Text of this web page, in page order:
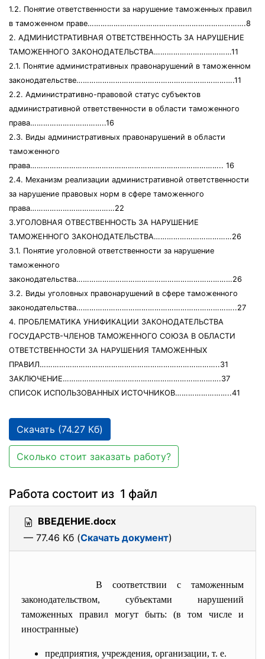
1.2. Понятие ответственности за нарушение таможенных правил
в таможенном праве……………………………………………………………….8
2. АДМИНИСТРАТИВНАЯ ОТВЕТСТВЕННОСТЬ ЗА НАРУШЕНИЕ
ТАМОЖЕННОГО ЗАКОНОДАТЕЛЬСТВА………………………………11
2.1. Понятие административных правонарушений в таможенном
законодательстве……………………………………………………………….11
2.2. Административно-правовой статус субъектов
административной ответственности в области таможенного
права……………………………..16
2.3. Виды административных правонарушений в области
таможенного
права…………………………………………………………………………….. 16
2.4. Механизм реализации административной ответственности
за нарушение правовых норм в сфере таможенного
права…………………………………22
3.УГОЛОВНАЯ ОТВЕСТВЕННОСТЬ ЗА НАРУШЕНИЕ
ТАМОЖЕННОГО ЗАКОНОДАТЕЛЬСТВА………………………………26
3.1. Понятие уголовной ответственности за нарушение
таможенного
законодательства………………………………………………………………26
3.2. Виды уголовных правонарушений в сфере таможенного
законодательства………………………………………………………………..27
4. ПРОБЛЕМАТИКА УНИФИКАЦИИ ЗАКОНОДАТЕЛЬСТВА
ГОСУДАРСТВ-ЧЛЕНОВ ТАМОЖЕННОГО СОЮЗА В ОБЛАСТИ
ОТВЕТСТВЕННОСТИ ЗА НАРУШЕНИЯ ТАМОЖЕННЫХ
ПРАВИЛ………………………………………………………………………..31
ЗАКЛЮЧЕНИЕ……………………………………………………………….37
СПИСОК ИСПОЛЬЗОВАННЫХ ИСТОЧНИКОВ……………………..41
Скачать (74.27 Кб)
Сколько стоит заказать работу?
Работа состоит из 1 файл
ВВЕДЕНИЕ.docx
— 77.46 Кб (Скачать документ)
В соответствии с таможенным
законодательством, субъектами нарушений
таможенных правил могут быть: (в том числе и
иностранные)
предприятия, учреждения, организации, т. е.